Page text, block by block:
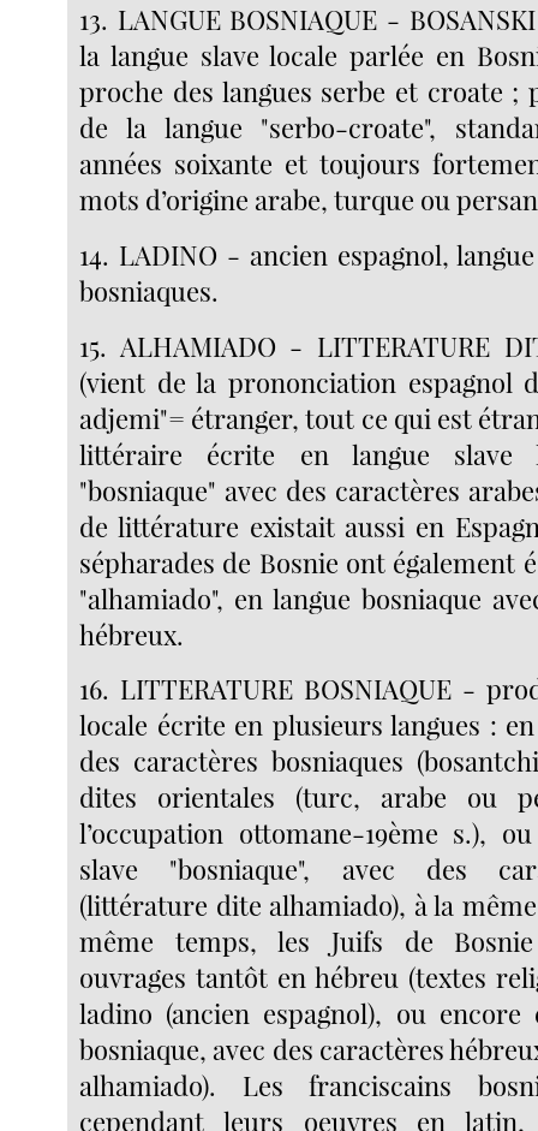
13. LANGUE BOSNIAQUE -
la langue slave locale parlée en
proche des langues serbe et croate ;
de la langue "serbo-croate",
années soixante et toujours
mots d’origine arabe, turque ou
14. LADINO - ancien espagnol,
bosniaques.
15. ALHAMIADO - LITTERATURE
(vient de la prononciation espagnol
adjemi"= étranger, tout ce qui est
littéraire écrite en langue slave
"bosniaque" avec des caractères
de littérature existait aussi en
sépharades de Bosnie ont également
"alhamiado", en langue bosniaque
hébreux.
16. LITTERATURE BOSNIAQUE -
locale écrite en plusieurs langues :
des caractères bosniaques
dites orientales (turc, arabe ou
l’occupation ottomane-19ème s.),
slave "bosniaque", avec des
(littérature dite alhamiado), à la
même temps, les Juifs de
ouvrages tantôt en hébreu (textes
ladino (ancien espagnol), ou encore
bosniaque, avec des caractères
alhamiado). Les franciscains
cependant leurs oeuvres en